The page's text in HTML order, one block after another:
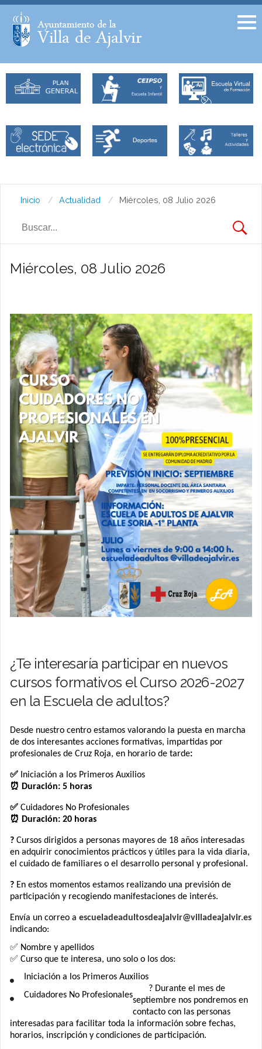
Facebook
Inicio Actualidad Miércoles, 08 Julio 2026
Miércoles, 08 Julio 2026
¿Te interesaría participar en nuevos
cursos formativos el Curso 2026-2027
en la Escuela de adultos?
Desde nuestro centro estamos valorando la puesta en marcha
de dos interesantes acciones formativas, impartidas por
profesionales de Cruz Roja, en horario de tarde:
✅ Iniciación a los Primeros Auxilios
⏰ Duración: 5 horas
✅ Cuidadores No Profesionales
⏰ Duración: 20 horas
? Cursos dirigidos a personas mayores de 18 años interesadas
en adquirir conocimientos prácticos y útiles para la vida diaria,
el cuidado de familiares o el desarrollo personal y profesional.
? En estos momentos estamos realizando una previsión de
participación y recogiendo manifestaciones de interés.
Envía un correo a escueladeadultosdeajalvir@villadeajalvir.es
indicando:
✅ Nombre y apellidos
✅ Curso que te interesa, uno solo o los dos:
Iniciación a los Primeros Auxilios
Cuidadores No Profesionales
? Durante el mes de
septiembre nos pondremos en
contacto con las personas
interesadas para facilitar toda la información sobre fechas,
horarios, inscripción y condiciones de participación.